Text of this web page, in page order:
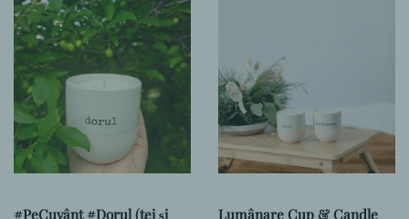
#PeCuvânt #Dorul (tei și
Lumânare Cup & Candle